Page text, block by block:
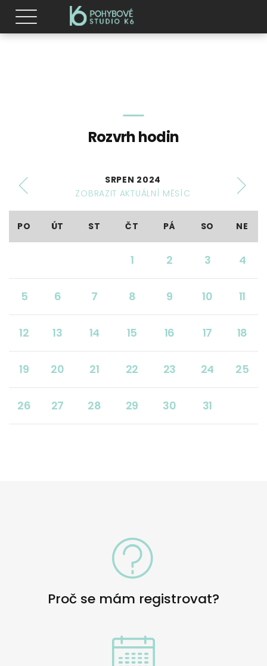
Rozvrh hodin
SRPEN 2024
ZOBRAZIT AKTUÁLNÍ MĚSÍC
PO ÚT ST ČT PÁ SO NE
1 2 3 4
5 6 7 8 9 10 11
12 13 14 15 16 17 18
19 20 21 22 23 24 25
26 27 28 29 30 31
Proč se mám registrovat?